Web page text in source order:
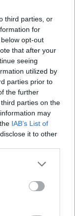
third parties, or
for
opt-out
that after your
seeing
utilized by
parties prior to
the further
parties on the
may
IAB’s List of
it to other
Giovani